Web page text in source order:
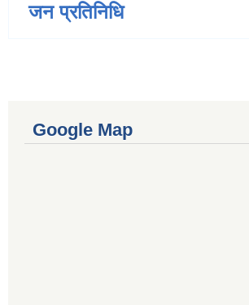
जन प्रतिनिधि
Google Map